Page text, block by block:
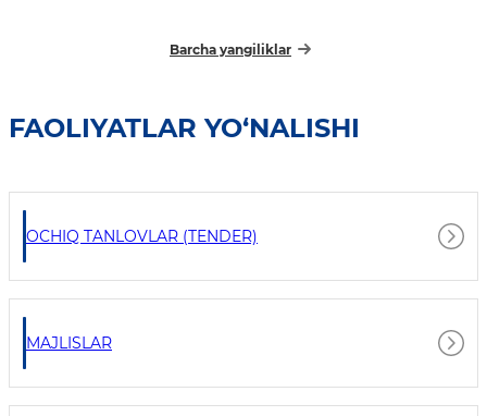
Barcha yangiliklar
FAOLIYATLAR YO‘NALISHI
OCHIQ TANLOVLAR (TENDER)
MAJLISLAR